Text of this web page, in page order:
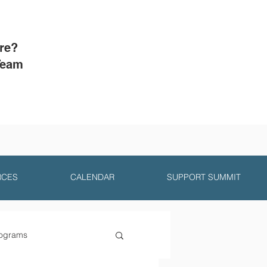
CALENDAR SUPPORT SUMMIT